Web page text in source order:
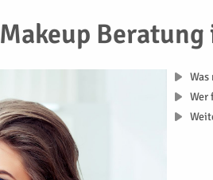
Makeup
Wer